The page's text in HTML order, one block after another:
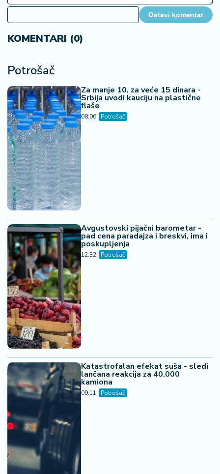
Ostavi komentar
KOMENTARI (0)
Potrošač
Za manje 10, za veće 15 dinara -
Srbija uvodi kauciju na plastične
flaše
08:06 Potrošač
Avgustovski pijačni barometar -
pad cena paradajza i breskvi, ima i
poskupljenja
12:32 Potrošač
Katastrofalan efekat suša - sledi
lančana reakcija za 40.000
kamiona
09:11 Potrošač